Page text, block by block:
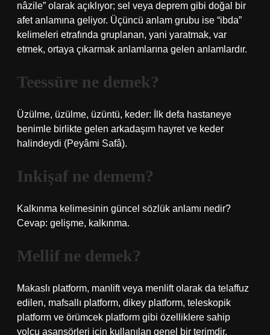
nâzile” olarak açıklıyor; sel veya deprem gibi doğal bir
afet anlamına geliyor. Üçüncü anlam grubu ise “ibda”
kelimeleri etrafında gruplanan, yani yaratmak, var
etmek, ortaya çıkarmak anlamlarına gelen anlamlardır.
Teessüre ne demek?
Üzülme, üzülme, üzüntü, keder: İlk defa hastaneye
benimle birlikte gelen arkadaşım hayret ve keder
halindeydi (Peyâmi Safâ).
Inkişaf ne demem?
Kalkınma kelimesinin güncel sözlük anlamı nedir?
Cevap: gelişme, kalkınma.
Mellif ne demek?
Makaslı platform, manlift veya menlift olarak da telaffuz
edilen, mafsallı platform, dikey platform, teleskopik
platform ve örümcek platform gibi özelliklere sahip
yolcu asansörleri için kullanılan genel bir terimdir.